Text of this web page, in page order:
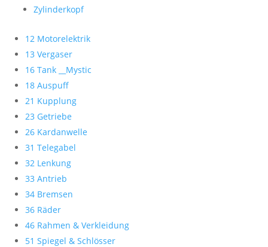
Zylinderkopf
12 Motorelektrik
13 Vergaser
16 Tank __Mystic
18 Auspuff
21 Kupplung
23 Getriebe
26 Kardanwelle
31 Telegabel
32 Lenkung
33 Antrieb
34 Bremsen
36 Räder
46 Rahmen & Verkleidung
51 Spiegel & Schlösser